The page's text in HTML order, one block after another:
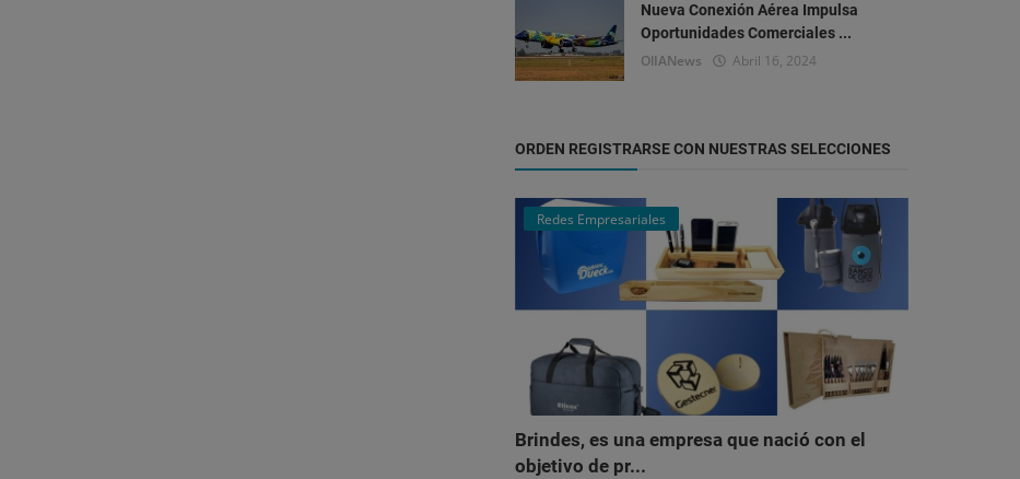
Nueva Conexión Aérea Impulsa
Oportunidades Comerciales ...
OlIANews Abril 16, 2024
ORDEN REGISTRARSE CON NUESTRAS SELECCIONES
Redes Empresariales
Brindes, es una empresa que nació con el
objetivo de pr...